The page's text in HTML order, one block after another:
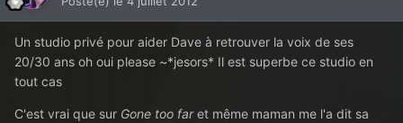
Un studio privé pour aider Dave à retrouver la voix de ses
20/30 ans oh oui please ~*jesors* Il est superbe ce studio en
tout cas
C'est vrai que sur Gone too faret même maman me l'a dit sa